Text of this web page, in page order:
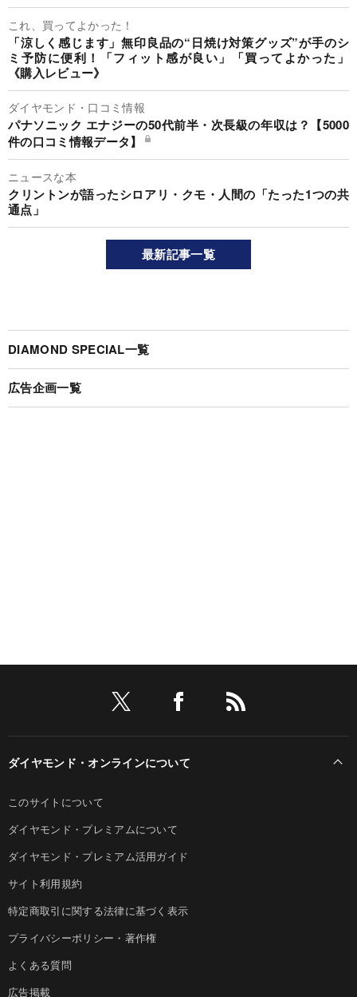
これ、買ってよかった！
「涼しく感じます」無印良品の“日焼け対策グッズ”が手のシ
ミ予防に便利！「フィット感が良い」「買ってよかった」
《購入レビュー》
ダイヤモンド・口コミ情報
パナソニック エナジーの50代前半・次長級の年収は？【5000
件の口コミ情報データ】
ニュースな本
クリントンが語ったシロアリ・クモ・人間の「たった1つの共
通点」
最新記事一覧
DIAMOND SPECIAL一覧
広告企画一覧
ダイヤモンド・オンラインについて
このサイトについて
ダイヤモンド・プレミアムについて
ダイヤモンド・プレミアム活用ガイド
サイト利用規約
特定商取引に関する法律に基づく表示
プライバシーポリシー・著作権
よくある質問
広告掲載